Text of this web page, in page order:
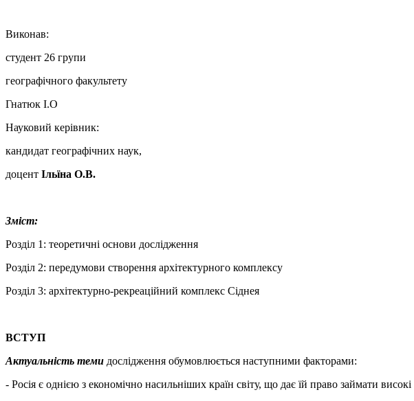
Виконав:
студент 26 групи
географічного факультету
Гнатюк І.О
Науковий керівник:
кандидат географічних наук,
доцент Ільїна О.В.
Зміст:
Розділ 1: теоретичні основи дослідження
Розділ 2: передумови створення архітектурного комплексу
Розділ 3: архітектурно-рекреаційний комплекс Сіднея
ВСТУП
Актуальність теми дослідження обумовлюється наступними факторами:
- Росія є однією з економічно насильніших країн світу, що дає їй право займати високі